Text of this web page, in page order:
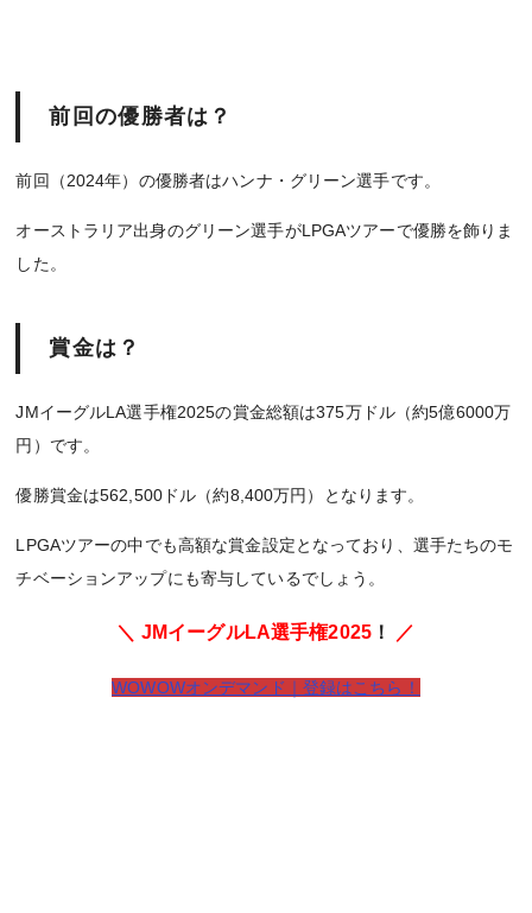
前回の優勝者は？
前回（2024年）の優勝者はハンナ・グリーン選手です。
オーストラリア出身のグリーン選手がLPGAツアーで優勝を飾りま
した。
賞金は？
JMイーグルLA選手権2025の賞金総額は375万ドル（約5億6000万
円）です。
優勝賞金は562,500ドル（約8,400万円）となります。
LPGAツアーの中でも高額な賞金設定となっており、選手たちのモ
チベーションアップにも寄与しているでしょう。
＼ JMイーグルLA選手権2025 ！ ／
WOWOWオンデマンド｜登録はこちら！